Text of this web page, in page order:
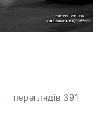
переглядів 391
❤